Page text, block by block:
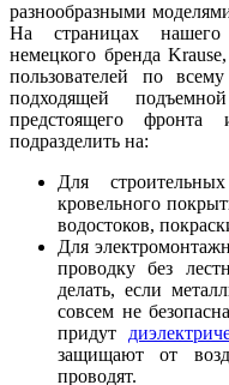
разнообразными
На страницах нашего
немецкого бренда
пользователей по
подходящей
предстоящего
подразделить на:
Для
кровельного
водостоков,
Для
проводку без
делать, если
совсем не
придут
защищают от
проводят.